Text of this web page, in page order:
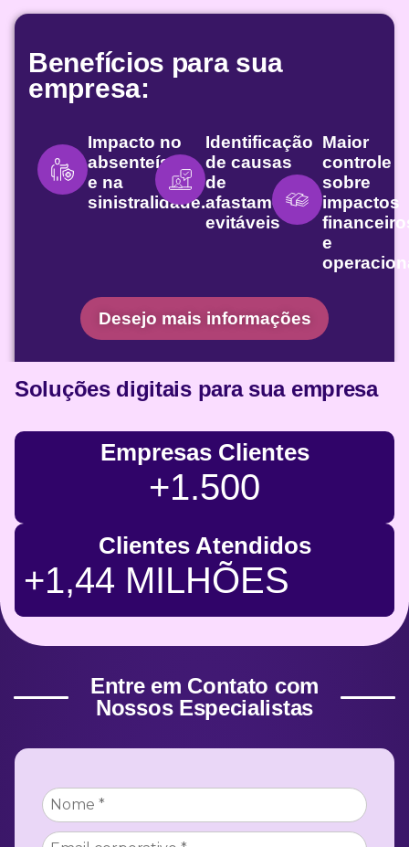
Benefícios para sua
empresa:
Impacto no
absenteísmo
e na
sinistralidade.
Identificação
de causas
de
afastamento
evitáveis
Maior
controle
sobre
impactos
e
Desejo mais informações
Soluções digitais para sua empresa
Empresas Clientes
+1.500
Clientes Atendidos
+1,44 MILHÕES
Entre em Contato com
Nossos Especialistas